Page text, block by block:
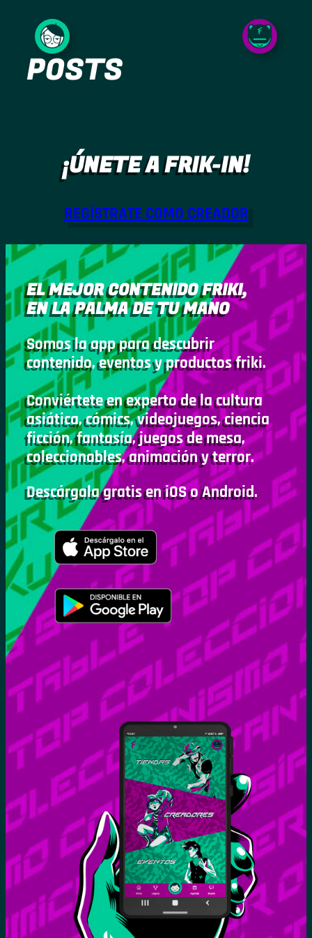
contenido
POSTS
¡ÚNETE A FRIK-IN!
REGÍSTRATE COMO CREADOR
EL MEJOR CONTENIDO FRIKI,
EN LA PALMA DE TU MANO
Somos la app para descubrir
contenido, eventos y productos friki.
Conviértete en experto de la cultura
asiática, cómics, videojuegos, ciencia
ficción, fantasía, juegos de mesa,
coleccionables, animación y terror.
Descárgala gratis en iOS o Android.